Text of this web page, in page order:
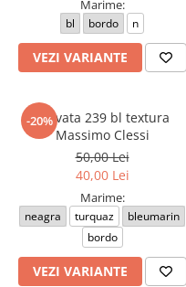
Marime:
bl bordo n
VEZI VARIANTE
-20%
Cravata 239 bl textura
Massimo Clessi
50,00 Lei
40,00 Lei
Marime:
neagra turquaz
bleumarin
bordo
VEZI VARIANTE